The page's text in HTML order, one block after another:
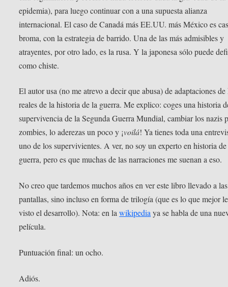
epidemia), para luego continuar con a una supuesta alianza
internacional. El caso de Canadá más EE.UU. más México es
broma, con la estrategia de barrido. Una de las más admisibles y
atrayentes, por otro lado, es la rusa. Y la japonesa sólo puede
como chiste.
El autor usa (no me atrevo a decir que abusa) de adaptaciones de
reales de la historia de la guerra. Me explico: coges una historia
supervivencia de la Segunda Guerra Mundial, cambiar los nazis
zombies, lo aderezas un poco y ¡voilá! Ya tienes toda una
uno de los supervivientes. A ver, no soy un experto en historia
guerra, pero es que muchas de las narraciones me suenan a eso.
No creo que tardemos muchos años en ver este libro llevado a las
pantallas, sino incluso en forma de trilogía (que es lo que mejor
visto el desarrollo). Nota: en lawikipedia ya se habla de una
película.
Puntuación final: un ocho.
Adiós.